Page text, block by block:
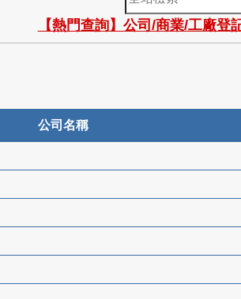
站
檢
索
【熱門查詢】公司/商業/工廠登
公司名稱